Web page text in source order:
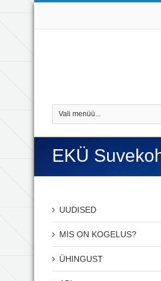
Vali menüü...
EKÜ
UUDISED
MIS ON KOGELUS?
ÜHINGUST